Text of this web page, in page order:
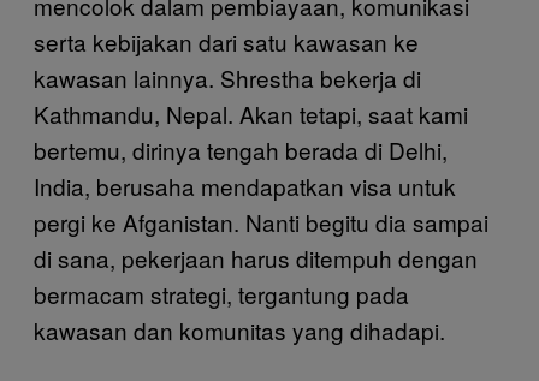
serta kebijakan dari satu kawasan ke
kawasan lainnya. Shrestha bekerja di
Kathmandu, Nepal. Akan tetapi, saat kami
bertemu, dirinya tengah berada di Delhi,
India, berusaha mendapatkan visa untuk
pergi ke Afganistan. Nanti begitu dia sampai
di sana, pekerjaan harus ditempuh dengan
bermacam strategi, tergantung pada
kawasan dan komunitas yang dihadapi.